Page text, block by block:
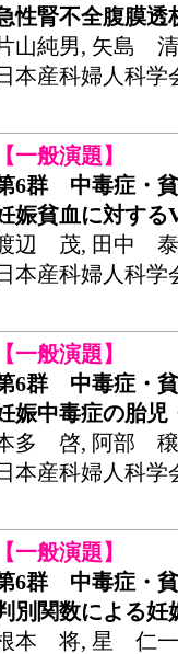
性腎不全腹膜透
山純男, 矢島
本産科婦人科学
【一般演題】
6群 中毒症・
娠貧血に対する
辺 茂, 田中
本産科婦人科学
【一般演題】
6群 中毒症・
娠中毒症の胎児
多 啓, 阿部
本産科婦人科学
【一般演題】
6群 中毒症・
別関数による妊
本 将, 星 仁